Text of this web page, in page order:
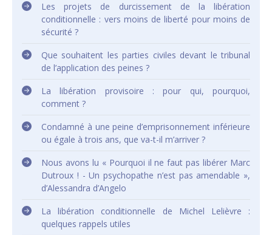
Les projets de durcissement de la libération
conditionnelle : vers moins de liberté pour moins de
sécurité ?
Que souhaitent les parties civiles devant le tribunal
de l’application des peines ?
La libération provisoire : pour qui, pourquoi,
comment ?
Condamné à une peine d’emprisonnement inférieure
ou égale à trois ans, que va-t-il m’arriver ?
Nous avons lu « Pourquoi il ne faut pas libérer Marc
Dutroux ! - Un psychopathe n’est pas amendable »,
d’Alessandra d’Angelo
La libération conditionnelle de Michel Lelièvre :
quelques rappels utiles